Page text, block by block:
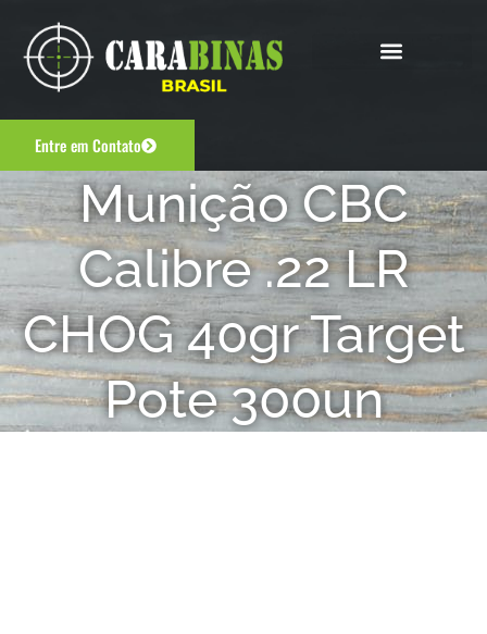
Entre em Contato
Munição CBC
Calibre .22 LR
CHOG 40gr Target
Pote 300un